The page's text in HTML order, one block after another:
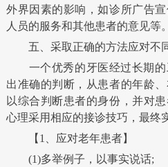
外界因素的影响，如诊所广告
人员的服务和其他患者的意见等。
五、采取正确的方法应对不
一个优秀的牙医经过长期的
出准确的判断，从患者的年龄
以综合判断患者的身份，并对
心理采用相应的接诊技巧，最终
【1、应对老年患者】
(1)多举例子，以事实说话;